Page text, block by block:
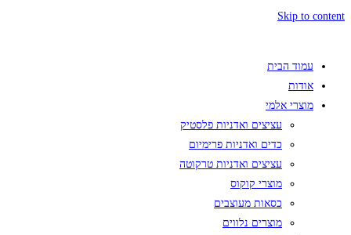
Skip to content
עמוד הבית
אודות
מוצרי אלמי
עציצים ואדניות פלסטיק
כדים ואדניות פרימיום
עציצים ואדניות טרקוטה
מוצרי קוקוס
כסאות מעוצבים
מוצרים נלווים